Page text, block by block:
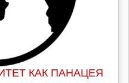
КАК ПАНАЦЕЯ